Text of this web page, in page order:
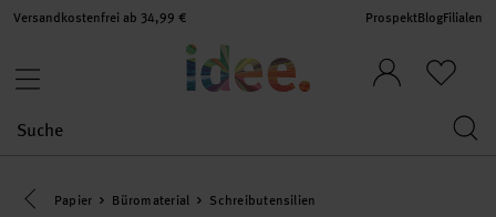
Versandkostenfrei ab 34,99 € ProspektBlogFilialen
Eine Kategorie zurück navigieren
Papier Büromaterial Schreibutensilien